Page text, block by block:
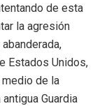
de esta
la agresión
Estados Unidos,
de la
Guardia